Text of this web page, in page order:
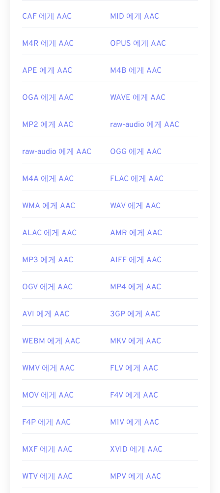
유용한 링크:
맷
2619569
사용되므로Nintendo 3DS ,Playstation 4
ISO/IEC MPEG 오디오 위원회
최초 출시: 1997년
https://en.wikipedia.org/wiki/고급_오디오_코딩
browse=tc
CAF 에게 AAC MID 에게 AAC
M4R 에게 AAC OPUS 에게 AAC
APE 에게 AAC M4B 에게 AAC
OGA 에게 AAC WAVE 에게 AAC
MP2 에게 AAC raw-audio 에게 AAC
raw-audio 에게 AAC OGG 에게 AAC
M4A 에게 AAC FLAC 에게 AAC
WMA 에게 AAC WAV 에게 AAC
ALAC 에게 AAC AMR 에게 AAC
MP3 에게 AAC AIFF 에게 AAC
OGV 에게 AAC MP4 에게 AAC
AVI 에게 AAC 3GP 에게 AAC
WEBM 에게 AAC MKV 에게 AAC
WMV 에게 AAC FLV 에게 AAC
MOV 에게 AAC F4V 에게 AAC
F4P 에게 AAC M1V 에게 AAC
MXF 에게 AAC XVID 에게 AAC
WTV 에게 AAC MPV 에게 AAC